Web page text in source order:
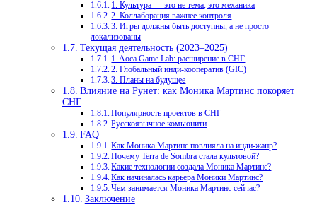
1. Культура — это не тема, это механика
2. Коллаборация важнее контроля
3. Игры должны быть доступны, а не просто
локализованы
Текущая деятельность (2023–2025)
1. Aoca Game Lab: расширение в СНГ
2. Глобальный инди-кооператив (GIC)
3. Планы на будущее
Влияние на Рунет: как Моника Мартинс покоряет
СНГ
Популярность проектов в СНГ
Русскоязычное комьюнити
FAQ
Как Моника Мартинс повлияла на инди-жанр?
Почему Terra de Sombra стала культовой?
Какие технологии создала Моника Мартинс?
Как начиналась карьера Моники Мартинс?
Чем занимается Моника Мартинс сейчас?
Заключение